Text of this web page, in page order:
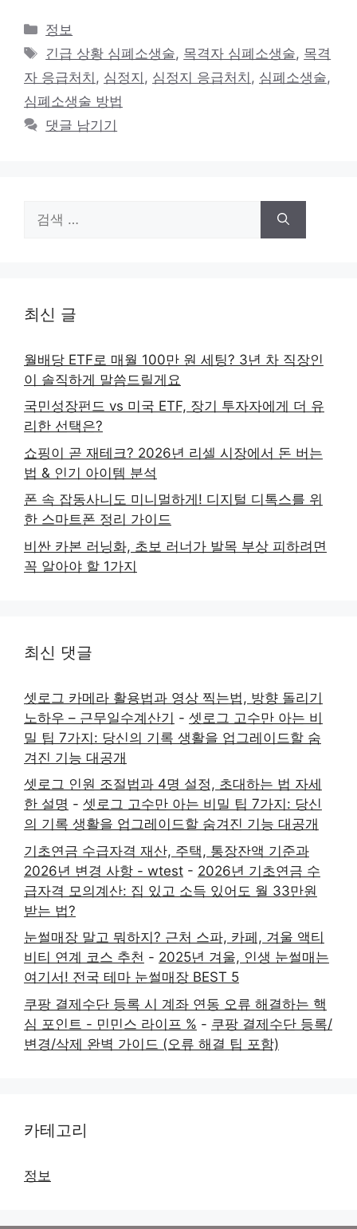
카
테
리
정보
태
그
긴급 상황 심폐소생술, 목격자 심폐소생술, 목격
자 응급처치 , 심정지 , 심정지 응급처치 , 심폐소생술,
심폐소생술 방법
댓글 남기기
색:
최신 글
월배당 ETF로 매월 100만 원 세팅? 3년 차 직장인
이 솔직하게 말씀드릴게요
국민성장펀드 vs 미국 ETF, 장기 투자자에게 더 유
리한 선택은?
쇼핑이 곧 재테크? 2026년 리셀 시장에서 돈 버는
법 & 인기 아이템 분석
폰 속 잡동사니도 미니멀하게! 디지털 디톡스를 위
한 스마트폰 정리 가이드
비싼 카본 러닝화, 초보 러너가 발목 부상 피하려면
꼭 알아야 할 1가지
최신 댓글
셋로그 카메라 활용법과 영상 찍는법, 방향 돌리기
노하우 – 근무일수계산기 - 셋로그 고수만 아는 비
밀 팁 7가지: 당신의 기록 생활을 업그레이드할 숨
겨진 기능 대공개
셋로그 인원 조절법과 4명 설정, 초대하는 법 자세
한 설명 - 셋로그 고수만 아는 비밀 팁 7가지: 당신
의 기록 생활을 업그레이드할 숨겨진 기능 대공개
기초연금 수급자격 재산, 주택, 통장잔액 기준과
2026년 변경 사항 - wtest - 2026년 기초연금 수
급자격 모의계산: 집 있고 소득 있어도 월 33만원
받는 법?
눈썰매장 말고 뭐하지? 근처 스파, 카페, 겨울 액티
비티 연계 코스 추천 - 2025년 겨울, 인생 눈썰매는
여기서! 전국 테마 눈썰매장 BEST 5
쿠팡 결제수단 등록 시 계좌 연동 오류 해결하는 핵
심 포인트 - 민민스 라이프 % - 쿠팡 결제수단 등록/
변경/삭제 완벽 가이드 (오류 해결 팁 포함)
카테고리
정보